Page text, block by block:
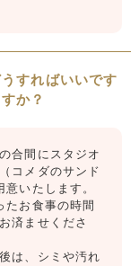
すればいいです
か？
合間にスタジオ
コメダのサンド
いたします。
たお食事の時間
済ませくださ
は、シミや汚れ